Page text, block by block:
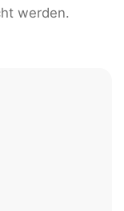
werden.